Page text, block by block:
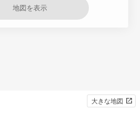
地図を表示
大きな地図